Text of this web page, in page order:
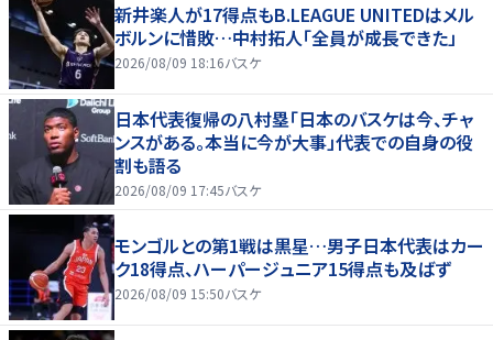
新井楽人が17得点もB.LEAGUE UNITEDはメル
ボルンに惜敗…中村拓人「全員が成長できた」
2026/08/09 18:16バスケ
日本代表復帰の八村塁「日本のバスケは今、チャ
ンスがある。本当に今が大事」代表での自身の役
割も語る
2026/08/09 17:45バスケ
モンゴルとの第1戦は黒星…男子日本代表はカー
ク18得点、ハーパージュニア15得点も及ばず
2026/08/09 15:50バスケ